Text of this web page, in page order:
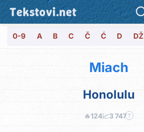
Tekstovi.net
0-9 A B C Č Ć D DŽ
Miach
Honolulu
🔥124📈3 747 ?